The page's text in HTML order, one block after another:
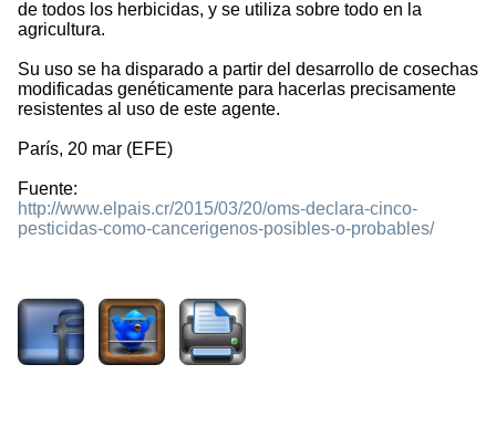
de todos los herbicidas, y se utiliza sobre todo en la
agricultura.
Su uso se ha disparado a partir del desarrollo de cosechas
modificadas genéticamente para hacerlas precisamente
resistentes al uso de este agente.
París, 20 mar (EFE)
Fuente:
http://www.elpais.cr/2015/03/20/oms-declara-cinco-
pesticidas-como-cancerigenos-posibles-o-probables/